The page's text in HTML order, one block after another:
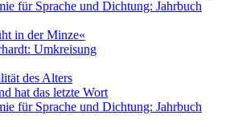
für Sprache und Dichtung: Jahrbuch
in der Minze«
Umkreisung
des Alters
hat das letzte Wort
für Sprache und Dichtung: Jahrbuch